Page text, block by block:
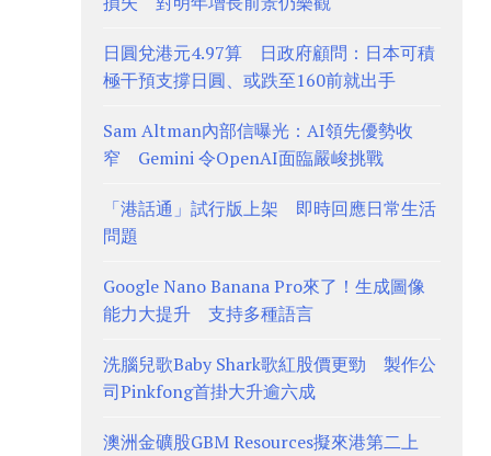
日圓兌港元4.97算 日政府顧問：日本可積
極干預支撐日圓、或跌至160前就出手
Sam Altman內部信曝光：AI領先優勢收
窄 Gemini 令OpenAI面臨嚴峻挑戰
「港話通」試行版上架 即時回應日常生活
問題
Google Nano Banana Pro來了！生成圖像
能力大提升 支持多種語言
洗腦兒歌Baby Shark歌紅股價更勁 製作公
司Pinkfong首掛大升逾六成
澳洲金礦股GBM Resources擬來港第二上